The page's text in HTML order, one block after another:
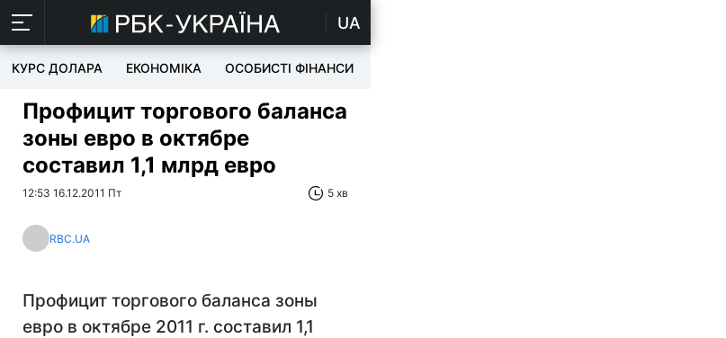
UA
КУРС ДОЛАРА ЕКОНОМІКА ОСОБИСТІ ФІНАНСИ
Профицит торгового баланса
зоны евро в октябре
составил 1,1 млрд евро
12:53 16.12.2011 Пт 5 хв
RBC.UA
Профицит торгового баланса зоны
евро в октябре 2011 г. составил 1,1